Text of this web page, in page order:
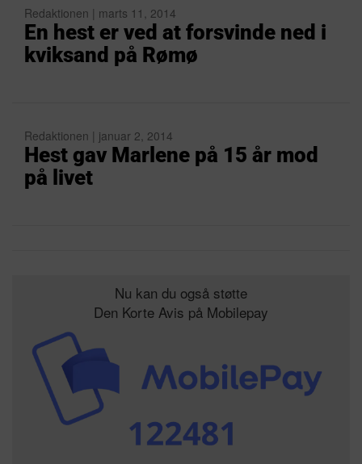
Redaktionen | marts 11, 2014
En hest er ved at forsvinde ned i
kviksand på Rømø
Redaktionen | januar 2, 2014
Hest gav Marlene på 15 år mod
på livet
Nu kan du også støtte
Den Korte Avis på Mobilepay